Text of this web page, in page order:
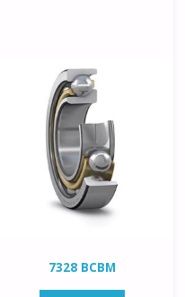
7328 BCBM